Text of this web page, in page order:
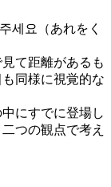
세요（あれをく
て距離があるも
同様に視覚的な
にすでに登場し
つの観点で考え